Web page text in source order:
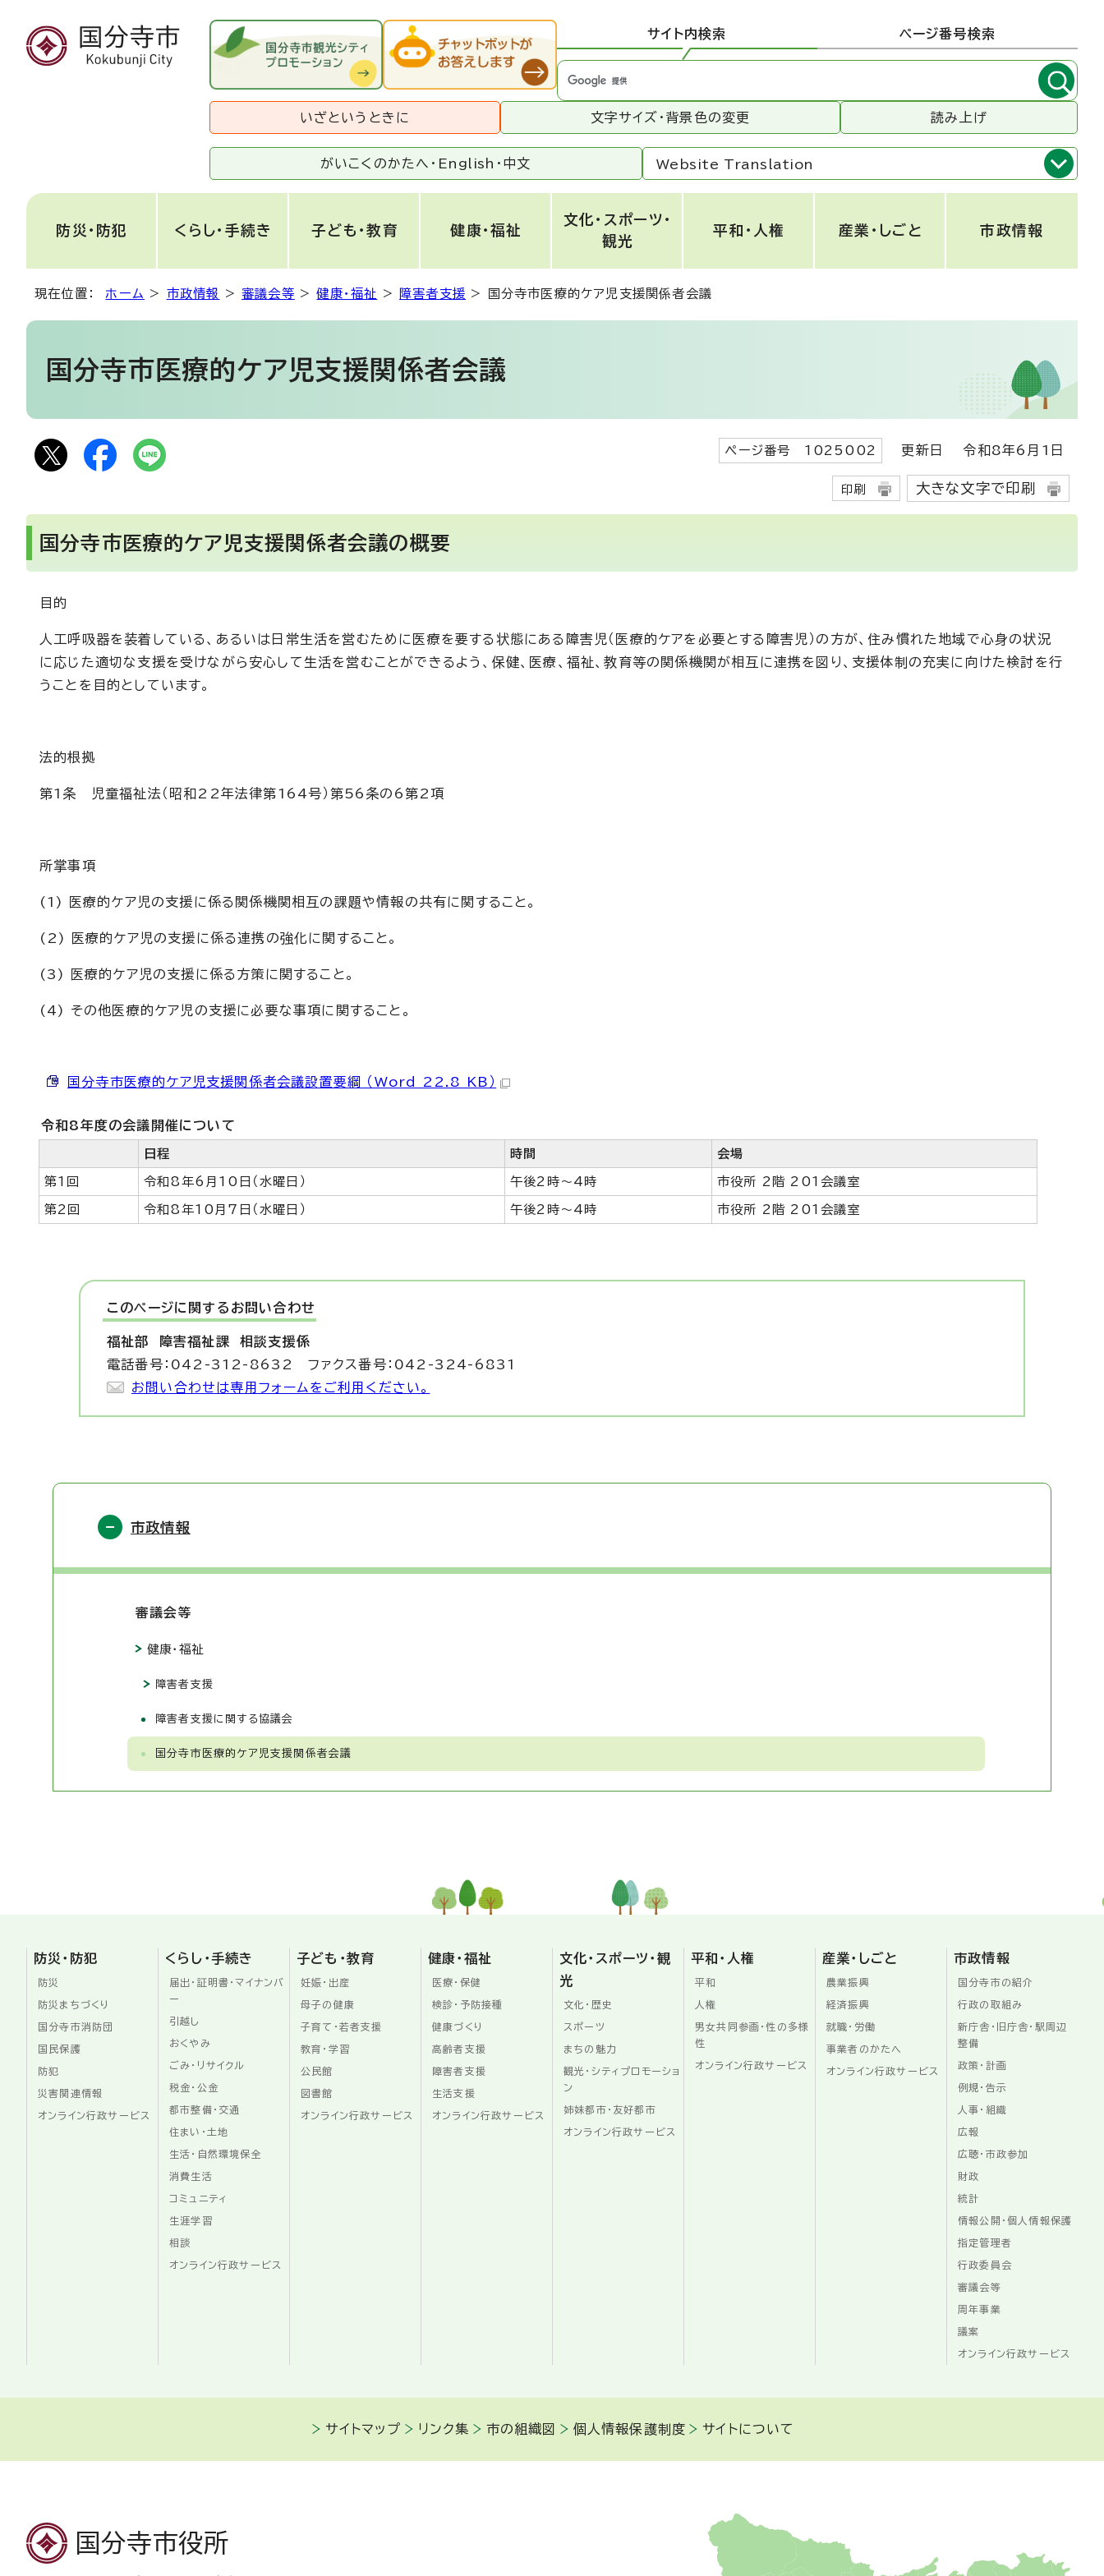
サイト内検索 ページ番号検索
いざというときに 文字サイズ・背景色の変更 読み上げ
がいこくのかたへ・ English ・ 中文 Website Translation
防災・防犯 くらし・手続き 子ども・教育 健康・福祉
文化・スポーツ・
観光
平和・人権 産業・しごと 市政情報
現在位置： ホーム > 市政情報 >審議会等 >健康・福祉 > 障害者支援 > 国分寺市医療的ケア児支援関係者会議
国分寺市医療的ケア児支援関係者会議
ページ番号 1025002 更新日 令和8年6月1日
印刷 大きな文字で印刷
国分寺市医療的ケア児支援関係者会議の概要
目的
人工呼吸器を装着している、あるいは日常生活を営むために医療を要する状態にある障害児（医療的ケアを必要とする障害児）の方が、住み慣れた地域で心身の状況
に応じた適切な支援を受けながら安心して生活を営むことができるよう、保健、医療、福祉、教育等の関係機関が相互に連携を図り、支援体制の充実に向けた検討を行
うことを目的としています。
法的根拠
第1条 児童福祉法（昭和22年法律第164号）第56条の6第2項
所掌事項
(1) 医療的ケア児の支援に係る関係機関相互の課題や情報の共有に関すること。
(2) 医療的ケア児の支援に係る連携の強化に関すること。
(3) 医療的ケア児の支援に係る方策に関すること。
(4) その他医療的ケア児の支援に必要な事項に関すること。
国分寺市医療的ケア児支援関係者会議設置要綱 （Word 22.8 KB）
令和8年度の会議開催について
日程 時間 会場
第1回 令和8年6月10日（水曜日） 午後2時～4時 市役所 2階 201会議室
第2回 令和8年10月7日（水曜日） 午後2時～4時 市役所 2階 201会議室
このページに関する お問い合わせ
福祉部 障害福祉課 相談支援係
電話番号：042-312-8632 ファクス番号：042-324-6831
お問い合わせは専用フォームをご利用ください。
市政情報
審議会等
健康・福祉
障害者支援
障害者支援に関する協議会
国分寺市医療的ケア児支援関係者会議
防災・防犯
防災
防災まちづくり
国分寺市消防団
国民保護
防犯
災害関連情報
オンライン行政サービス
くらし・手続き
届出・証明書・マイナンバ
ー
引越し
おくやみ
ごみ・リサイクル
税金・公金
都市整備・交通
住まい・土地
生活・自然環境保全
消費生活
コミュニティ
生涯学習
相談
オンライン行政サービス
子ども・教育
妊娠・出産
母子の健康
子育て・若者支援
教育・学習
公民館
図書館
オンライン行政サービス
健康・福祉
医療・保健
検診・予防接種
健康づくり
高齢者支援
障害者支援
生活支援
オンライン行政サービス
文化・スポーツ・観
光
文化・歴史
スポーツ
まちの魅力
観光・シティプロモーショ
ン
姉妹都市・友好都市
オンライン行政サービス
平和・人権
平和
人権
男女共同参画・性の多様
性
オンライン行政サービス
産業・しごと
農業振興
経済振興
就職・労働
事業者のかたへ
オンライン行政サービス
市政情報
国分寺市の紹介
行政の取組み
新庁舎・旧庁舎・駅周辺
整備
政策・計画
例規・告示
人事・組織
広報
広聴・市政参加
財政
統計
情報公開・個人情報保護
指定管理者
行政委員会
審議会等
周年事業
議案
オンライン行政サービス
サイトマップ リンク集 市の組織図 個人情報保護制度 サイトについて
国分寺市役所